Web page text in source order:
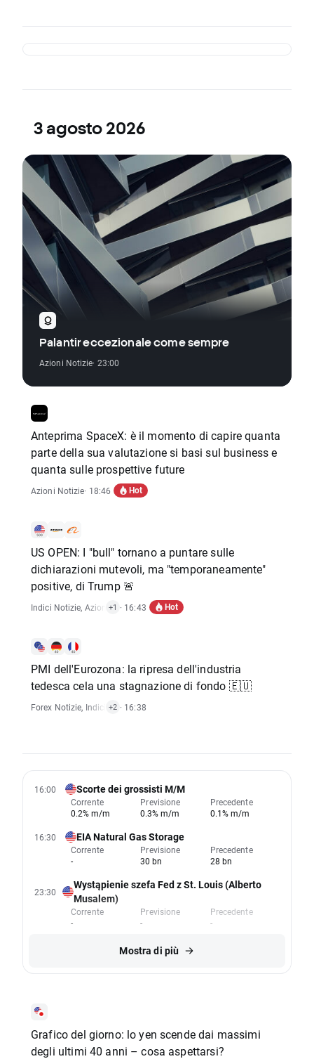
3 agosto 2026
Palantir eccezionale come sempre
Azioni Notizie· 23:00
Anteprima SpaceX: è il momento di capire quanta
parte della sua valutazione si basi sul business e
quanta sulle prospettive future
Azioni Notizie· 18:46 Hot
US OPEN: I "bull" tornano a puntare sulle
dichiarazioni mutevoli, ma "temporaneamente"
positive, di Trump 🚨
Indici Notizie, Azioni Notizie
+1 · 16:43 Hot
PMI dell'Eurozona: la ripresa dell'industria
tedesca cela una stagnazione di fondo 🇪🇺
Forex Notizie, Indici Notizie,Rapporti Economici
+2 · 16:38
16:00 Scorte dei grossisti M/M
Corrente
0.2% m/m
Previsione
0.3% m/m
Precedente
0.1% m/m
16:30 EIA Natural Gas Storage
Corrente
-
Previsione
30 bn
Precedente
28 bn
23:30
Wystąpienie szefa Fed z St. Louis (Alberto
Musalem)
Corrente
-
Previsione
-
Precedente
-
Mostra di più
Grafico del giorno: lo yen scende dai massimi
degli ultimi 40 anni – cosa aspettarsi?